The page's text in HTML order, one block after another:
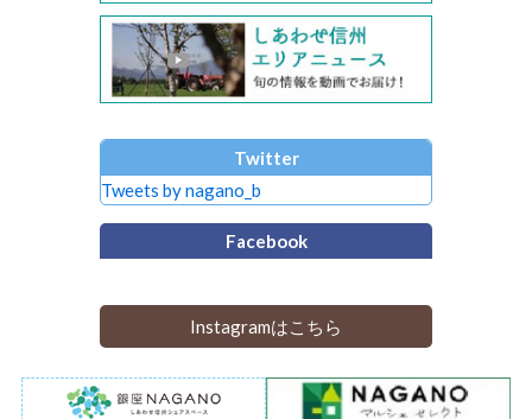
Twitter
Tweets by nagano_b
Facebook
Instagramはこちら